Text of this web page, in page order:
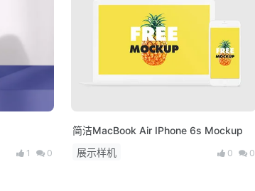
1 0
简洁MacBook Air IPhone 6s Mockup
展示样机
0 0